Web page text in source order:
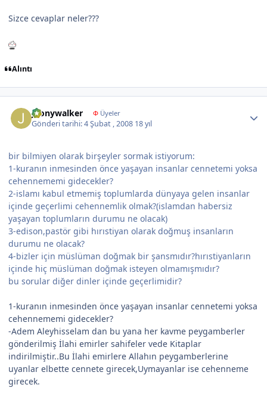
Sizce cevaplar neler???
Alıntı
jhonywalker ΦÜyeler
Gönderi tarihi:4 Şubat , 2008 18 yıl
bir bilmiyen olarak birşeyler sormak istiyorum:
1-kuranın inmesinden önce yaşayan insanlar cennetemi yoksa
cehennememi gidecekler?
2-islamı kabul etmemiş toplumlarda dünyaya gelen insanlar
içinde geçerlimi cehennemlik olmak?(islamdan habersiz
yaşayan toplumların durumu ne olacak)
3-edison,pastör gibi hırıstiyan olarak doğmuş insanların
durumu ne olacak?
4-bizler için müslüman doğmak bir şansmıdır?hırıstiyanların
içinde hiç müslüman doğmak isteyen olmamışmıdır?
bu sorular diğer dinler içinde geçerlimidir?
1-kuranın inmesinden önce yaşayan insanlar cennetemi yoksa
cehennememi gidecekler?
-Adem Aleyhisselam dan bu yana her kavme peygamberler
gönderilmiş İlahi emirler sahifeler vede Kitaplar
indirilmiştir..Bu İlahi emirlere Allahın peygamberlerine
uyanlar elbette cennete girecek,Uymayanlar ise cehenneme
girecek.